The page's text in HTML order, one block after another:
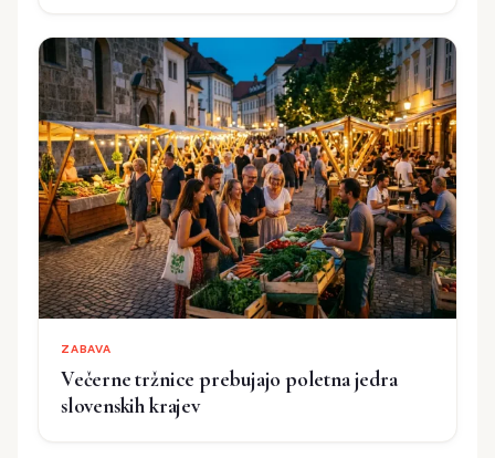
ZABAVA
Večerne tržnice prebujajo poletna jedra
slovenskih krajev